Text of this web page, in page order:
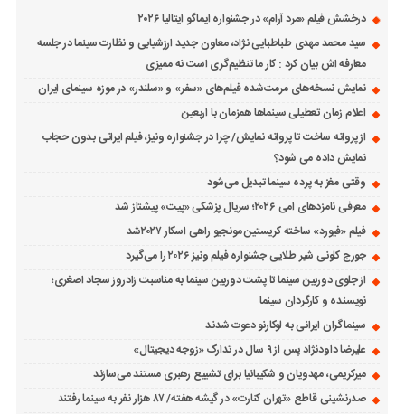
درخشش فیلم «مرد آرام» در جشنواره ایماگو ایتالیا ۲۰۲۶
سید محمد مهدی طباطبایی نژاد، معاون جدید ارزشیابی و نظارت سینما در جلسه
معارفه اش بیان کرد : کار ما تنظیم‌گری است نه ممیزی
نمایش نسخه‌های مرمت‌شده فیلم‌های «سفر» و «سلندر» در موزه سینمای ایران
اعلام زمان تعطیلی سینماها همزمان با اربعین
از پروانه ساخت تا پروانه نمایش/ چرا در جشنواره ونیز، فیلم ایرانی بدون حجاب
نمایش داده می شود؟
وقتی مغز به پرده سینما تبدیل می‌شود
معرفی نامزدهای امی ۲۰۲۶؛ سریال پزشکی «پیت» پیشتاز شد
فیلم «فیورد» ساخته کریستین مونجیو راهی اسکار ۲۰۲۷شد
جورج کلونی شیر طلایی جشنواره فیلم ونیز ۲۰۲۶ را می‌گیرد
از جلوی دوربین سینما تا پشت دوربین سینما به مناسبت زادروز سجاد اصغری؛
نویسنده و کارگردان سینما
سینماگران ایرانی به لوکارنو دعوت شدند
علیرضا داودنژاد پس از ۹ سال در تدارک «زوجه دیجیتال»
میرکریمی، مهدویان و شکیبانیا برای تشییع رهبری مستند می‌سازند
صدرنشینی قاطع «تهران کنارت» در گیشه هفته/ ۸۷ هزار نفر به سینما رفتند